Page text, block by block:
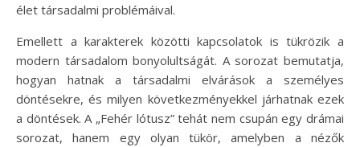
élet társadalmi problémáival.
Emellett a karakterek közötti kapcsolatok is tükrözik a
modern társadalom bonyolultságát. A sorozat bemutatja,
hogyan hatnak a társadalmi elvárások a személyes
döntésekre, és milyen következményekkel járhatnak ezek
a döntések. A „Fehér lótusz” tehát nem csupán egy drámai
sorozat, hanem egy olyan tükör, amelyben a nézők